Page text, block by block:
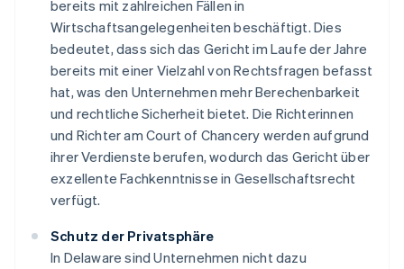
bereits mit zahlreichen Fällen in
Wirtschaftsangelegenheiten beschäftigt. Dies
bedeutet, dass sich das Gericht im Laufe der Jahre
bereits mit einer Vielzahl von Rechtsfragen befasst
hat, was den Unternehmen mehr Berechenbarkeit
und rechtliche Sicherheit bietet. Die Richterinnen
und Richter am Court of Chancery werden aufgrund
ihrer Verdienste berufen, wodurch das Gericht über
exzellente Fachkenntnisse in Gesellschaftsrecht
verfügt.
Schutz der Privatsphäre
In Delaware sind Unternehmen nicht dazu